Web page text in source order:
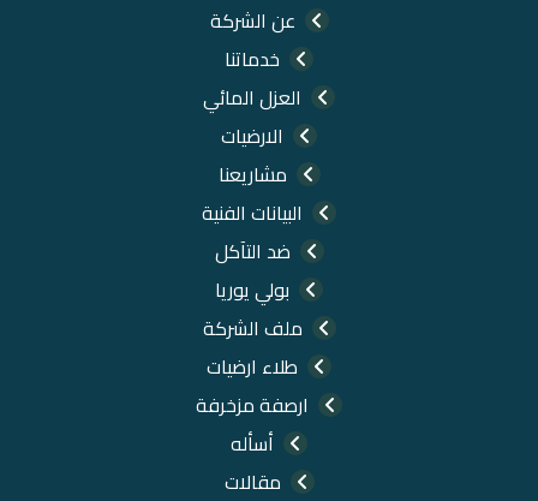
عن الشركة
خدماتنا
العزل المائي
الارضيات
مشاريعنا
البيانات الفنية
ضد التآكل
بولي يوريا
ملف الشركة
طلاء ارضيات
ارصفة مزخرفة
أسأله
مقالات